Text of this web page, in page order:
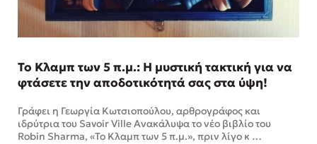
Το Κλαμπ των 5 π.μ.: Η μυστική τακτική για να
φτάσετε την αποδοτικότητά σας στα ύψη!
Γράφει η Γεωργία Κωτσιοπούλου, αρθρογράφος και
ιδρύτρια του Savoir Ville Ανακάλυψα το νέο βιβλίο του
Robin Sharma, «Το Κλαμπ των 5 π.μ.», πριν λίγο κ …